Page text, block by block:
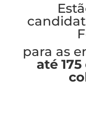
para as
até